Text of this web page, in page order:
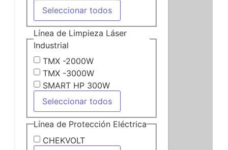
Seleccionar todos
Línea de Limpieza Láser
Industrial
TMX -2000W
TMX -3000W
SMART HP 300W
Seleccionar todos
Línea de Protección Eléctrica
CHEKVOLT